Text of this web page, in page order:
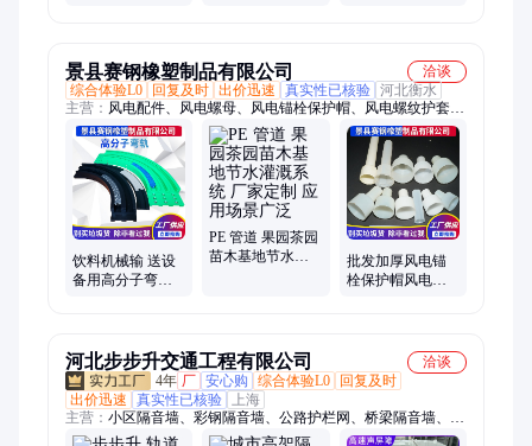
景县赛钢橡塑制品有限公司
洽谈
综合体验L0
回复及时 出价迅速 真实性已核验 河北衡水
主营： 风电配件、风电螺母、风电锚栓保护帽、风电螺纹护套、
防雹网柱帽、防雹网配件
饮料机械输 送设
备用高分子弯轨
PE 管道 果园茶园
苗木基地节水灌
批发加厚风电锚
栓保护帽风电配
河北步步升交通工程有限公司
洽谈
4年 厂 安心购 综合体验L0
回复及时
出价迅速
真实性已核验
上海
主营： 小区隔音墙、彩钢隔音墙、公路护栏网、桥梁隔音墙、角
钢焊接网、公路吸音屏、钢板网护栏、斜方护栏网、封闭围栏